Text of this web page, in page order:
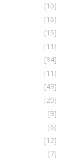
[10]
[16]
[15]
[11]
[34]
[11]
[43]
[20]
[8]
[6]
[12]
[7]